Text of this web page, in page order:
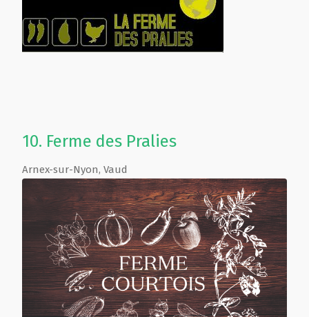
10. Ferme des Pralies
Arnex-sur-Nyon, Vaud